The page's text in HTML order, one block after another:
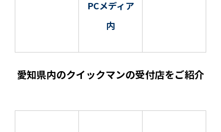
PCメディア
内
愛知県内のクイックマンの受付店をご紹介